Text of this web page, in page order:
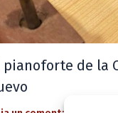
pianoforte de la